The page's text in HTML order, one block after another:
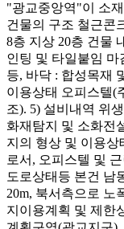
"광교중앙역"이 소
건물의 구조 철근콘
8층 지상 20층 건물
인팅 및 타일붙임 마
등, 바닥 : 합성목재
이용상태 오피스텔(
조). 5) 설비내역 위
화재탐지 및 소화전
지의 형상 및 이용상
로서, 오피스텔 및
도로상태등 본건 남
20m, 북서측으로 노
지이용계획 및 제한